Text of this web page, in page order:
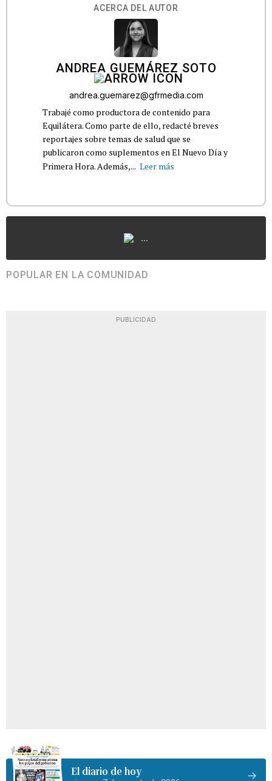
ACERCA DEL AUTOR
ANDREA GUEMÁREZ SOTO
andrea.guemarez@gfrmedia.com
Trabajé como productora de contenido para
Equilátera. Como parte de ello, redacté breves
reportajes sobre temas de salud que se
publicaron como suplementos en El Nuevo Día y
Primera Hora. Además,... Leer más
...
POPULAR EN LA COMUNIDAD
PUBLICIDAD
El diario de hoy